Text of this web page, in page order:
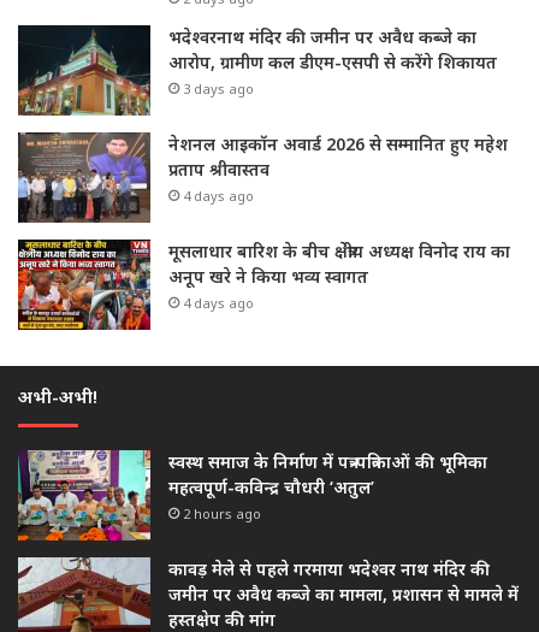
भदेश्वरनाथ मंदिर की जमीन पर अवैध कब्जे का
आरोप, ग्रामीण कल डीएम-एसपी से करेंगे शिकायत
3 days ago
नेशनल आइकॉन अवार्ड 2026 से सम्मानित हुए महेश
प्रताप श्रीवास्तव
4 days ago
मूसलाधार बारिश के बीच क्षेत्रीय अध्यक्ष विनोद राय का
अनूप खरे ने किया भव्य स्वागत
4 days ago
अभी-अभी!
स्वस्थ समाज के निर्माण में पत्र-पत्रिकाओं की भूमिका
महत्वपूर्ण-कविन्द्र चौधरी ‘अतुल’
2 hours ago
कावड़ मेले से पहले गरमाया भदेश्वर नाथ मंदिर की
जमीन पर अवैध कब्जे का मामला, प्रशासन से मामले में
हस्तक्षेप की मांग